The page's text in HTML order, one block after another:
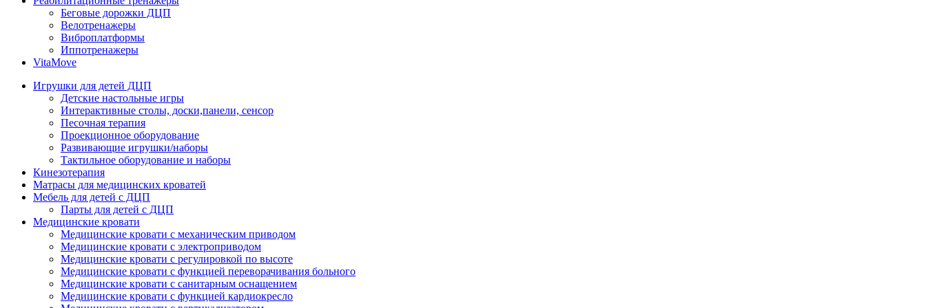
Беговые дорожки ДЦП
Велотренажеры
Виброплатформы
Иппотренажеры
VitaMove
Игрушки для детей ДЦП
Детские настольные игры
Интерактивные столы, доски,панели, сенсор
Песочная терапия
Проекционное оборудование
Развивающие игрушки/наборы
Тактильное оборудование и наборы
Кинезотерапия
Матрасы для медицинских кроватей
Мебель для детей с ДЦП
Парты для детей с ДЦП
Медицинские кровати
Медицинские кровати с механическим приводом
Медицинские кровати с электроприводом
Медицинские кровати с регулировкой по высоте
Медицинские кровати с функцией переворачивания больного
Медицинские кровати с санитарным оснащением
Медицинские кровати с функцией кардиокресло